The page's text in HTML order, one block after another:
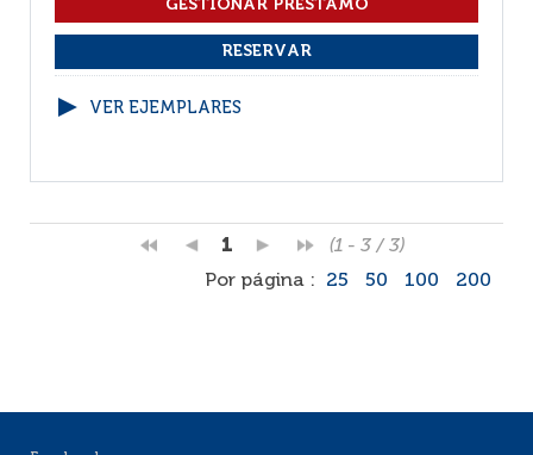
VER EJEMPLARES
1
(1 - 3 / 3)
Por página :
25 50 100 200